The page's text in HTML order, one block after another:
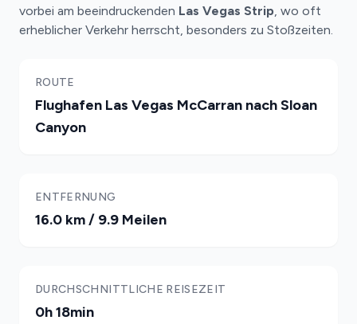
vorbei am beeindruckenden Las Vegas Strip, wo oft
erheblicher Verkehr herrscht, besonders zu Stoßzeiten.
ROUTE
Flughafen Las Vegas McCarran nach Sloan
Canyon
ENTFERNUNG
16.0 km / 9.9 Meilen
DURCHSCHNITTLICHE REISEZEIT
0h 18min